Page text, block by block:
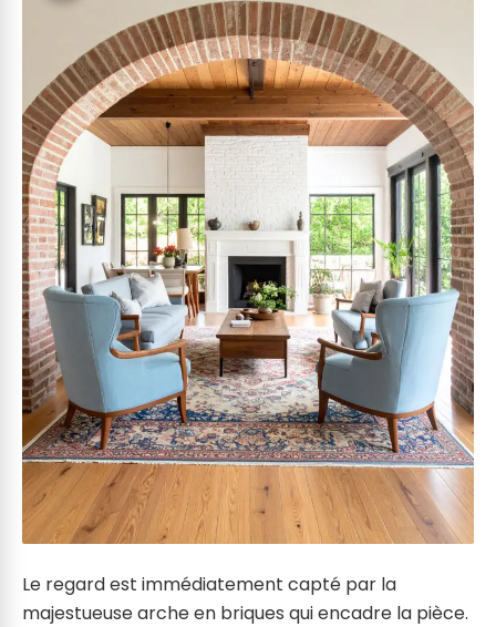
Le regard est immédiatement capté par la
majestueuse arche en briques qui encadre la pièce.